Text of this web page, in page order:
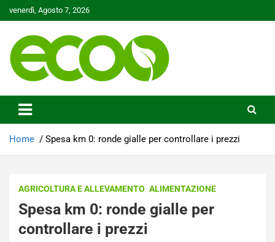
to
venerdì, Agosto 7, 2026
Ecoo.it
Home Spesa km 0: ronde gialle per controllare i prezzi
AGRICOLTURA E ALLEVAMENTO ALIMENTAZIONE
Spesa km 0: ronde gialle per
controllare i prezzi